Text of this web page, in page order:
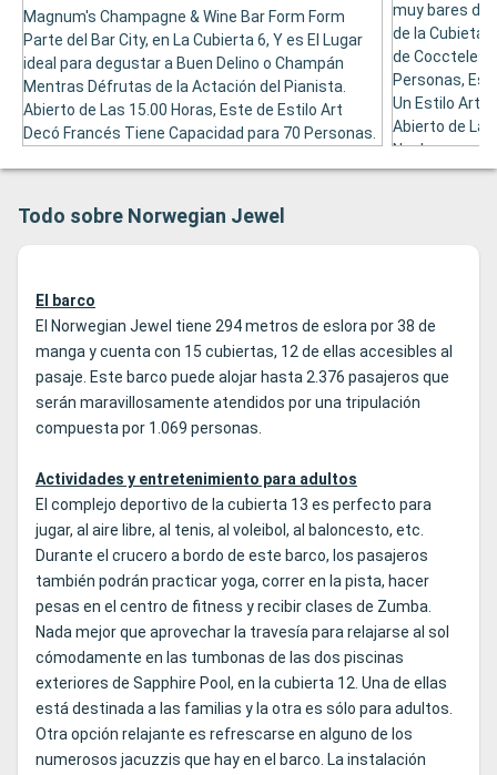
Magnum's Champagne & Wine Bar Form Form
Parte del Bar City, en La Cubierta 6, Y es El Lugar
ideal para degustar a Buen Delino o Champán
Mentras Défrutas de la Actación del Pianista.
Abierto de Las 15.00 Horas, Este de Estilo Art
Decó Francés Tiene Capacidad para 70 Personas.
muy bares de
de la Cubieta
de Coccteles
Personas,
Un Estilo Art
Abierto de Las
Noche.
Todo sobre Norwegian Jewel
El barco
El Norwegian Jewel tiene 294 metros de eslora por 38 de
manga y cuenta con 15 cubiertas, 12 de ellas accesibles al
pasaje. Este barco puede alojar hasta 2.376 pasajeros que
serán maravillosamente atendidos por una tripulación
compuesta por 1.069 personas.
Actividades y entretenimiento para adultos
El complejo deportivo de la cubierta 13 es perfecto para
jugar, al aire libre, al tenis, al voleibol, al baloncesto, etc.
Durante el crucero a bordo de este barco, los pasajeros
también podrán practicar yoga, correr en la pista, hacer
pesas en el centro de fitness y recibir clases de Zumba.
Nada mejor que aprovechar la travesía para relajarse al sol
cómodamente en las tumbonas de las dos piscinas
exteriores de Sapphire Pool, en la cubierta 12. Una de ellas
está destinada a las familias y la otra es sólo para adultos.
Otra opción relajante es refrescarse en alguno de los
numerosos jacuzzis que hay en el barco. La instalación